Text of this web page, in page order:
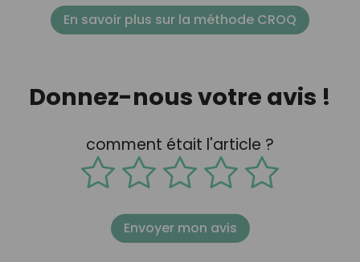
En savoir plus sur la méthode CROQ
Donnez-nous votre avis !
comment était l'article ?
Envoyer mon avis